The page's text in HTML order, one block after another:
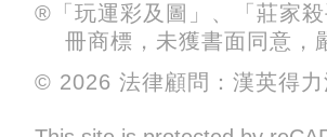
®「玩運彩及圖」、「莊家
冊商標，未獲書面同意，
© 2026 法律顧問：漢英得